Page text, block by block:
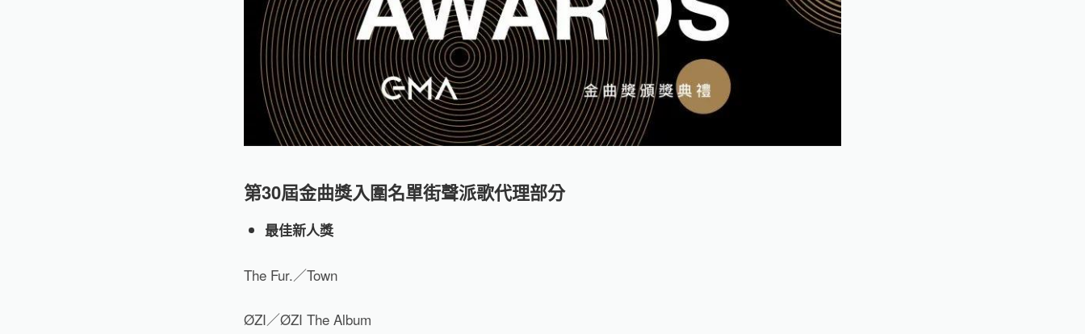
第30屆金曲獎入圍名單街聲派歌代理部分
最佳新人獎
The Fur.／Town
ØZI／ØZI The Album